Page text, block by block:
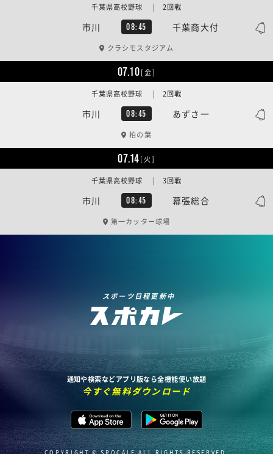
市川 08:45 千葉商大付
千葉県高校野球 | 2回戦
クラシモスタジアム
07.10[金]
市川 08:45 あずさ一
千葉県高校野球 | 2回戦
柏の葉
07.14[火]
市川 08:45 幕張総合
千葉県高校野球 | 3回戦
第一カッター球場
スポーツ日程更新中
通知や検索などアプリ版なら全機能使い放題
今すぐ無料ダウンロード